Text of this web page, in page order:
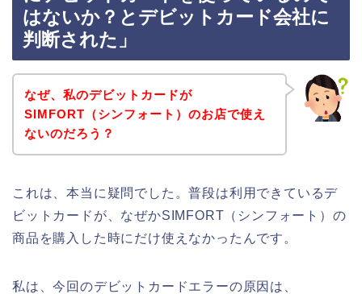
はないか？とデビットカード会社に
判断された」
なぜ、私のデビットカードが
SIMFORT（シンフォート）のお店で使え
ないのだろう？
これは、本当に疑問でした。普段は利用できているデ
ビットカードが、なぜかSIMFORT（シンフォート）の
商品を購入した時にだけ使えなかったんです。
私は、今回のデビットカードエラーの原因は、